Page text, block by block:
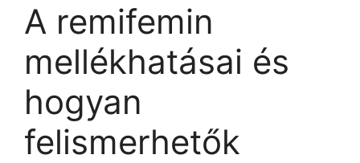
A remifemin
mellékhatásai és
hogyan
felismerhetők